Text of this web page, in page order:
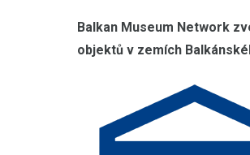
Balkan Museum Network
objektů v zemích